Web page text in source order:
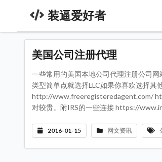
装逼爱好者
美国公司注册代理
一些常用的美国本地公司代理注册公司
类型简单点就选择LLC如果你喜欢选择
http://www.freeregisteredagent.com/
对较贵。附IRS的一些连接 https://
2016-01-15 网文资讯